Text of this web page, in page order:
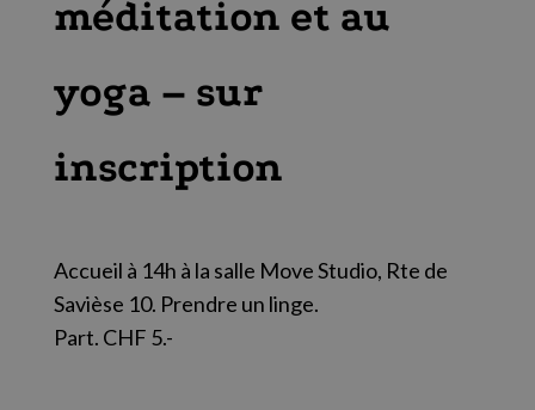
méditation et au
yoga – sur
inscription
Accueil à 14h à la salle Move Studio, Rte de
Savièse 10. Prendre un linge.
Part. CHF 5.-